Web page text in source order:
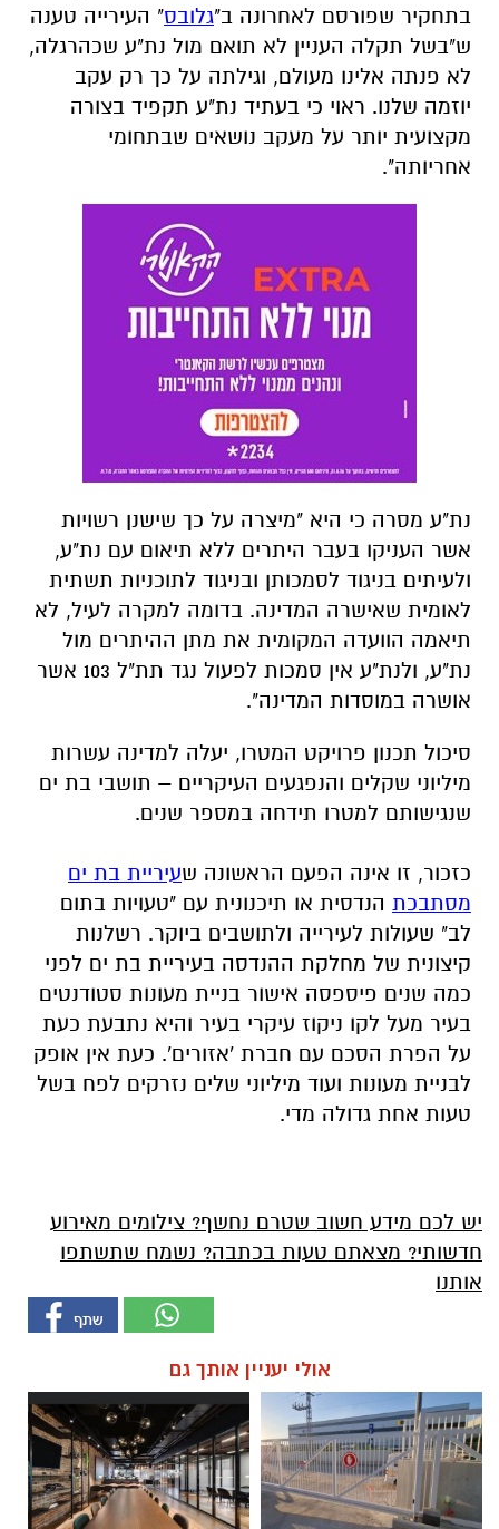
בתחקיר שפורסם לאחרונה ב"גלובס" העירייה טענה
ש"בשל תקלה העניין לא תואם מול נת"ע שכהרגלה,
לא פנתה אלינו מעולם, וגילתה על כך רק עקב
יוזמה שלנו. ראוי כי בעתיד נת"ע תקפיד בצורה
מקצועית יותר על מעקב נושאים שבתחומי
אחריותה".
נת"ע מסרה כי היא "מיצרה על כך שישנן רשויות
אשר העניקו בעבר היתרים ללא תיאום עם נת"ע,
ולעיתים בניגוד לסמכותן ובניגוד לתוכניות תשתית
לאומית שאישרה המדינה. בדומה למקרה לעיל, לא
תיאמה הוועדה המקומית את מתן ההיתרים מול
נת"ע, ולנת"ע אין סמכות לפעול נגד תת"ל 103 אשר
אושרה במוסדות המדינה".
סיכול תכנון פרויקט המטרו, יעלה למדינה עשרות
מיליוני שקלים והנפגעים העיקריים – תושבי בת ים
שנגישותם למטרו תידחה במספר שנים.
כזכור, זו אינה הפעם הראשונה שעיריית בת ים
מסתבכת הנדסית או תיכנונית עם "טעויות בתום
לב" שעולות לעירייה ולתושבים ביוקר. רשלנות
קיצונית של מחלקת ההנדסה בעיריית בת ים לפני
כמה שנים פיספסה אישור בניית מעונות סטודנטים
בעיר מעל לקו ניקוז עיקרי בעיר והיא נתבעת כעת
על הפרת הסכם עם חברת 'אזורים'. כעת אין אופק
לבניית מעונות ועוד מיליוני שלים נזרקים לפח בשל
טעות אחת גדולה מדי.
יש לכם מידע חשוב שטרם נחשף? צילומים מאירוע
חדשותי? מצאתם טעות בכתבה? נשמח שתשתפו
אותנו
אולי יעניין אותך גם